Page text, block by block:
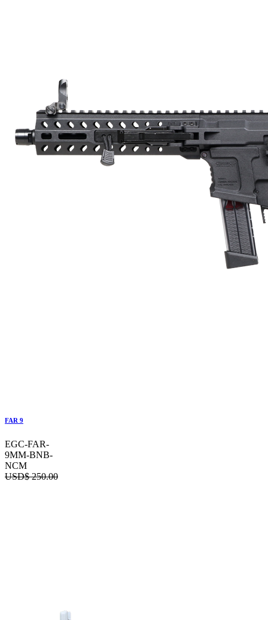
FAR 9
EGC-FAR-
9MM-BNB-
NCM
USD$250.00